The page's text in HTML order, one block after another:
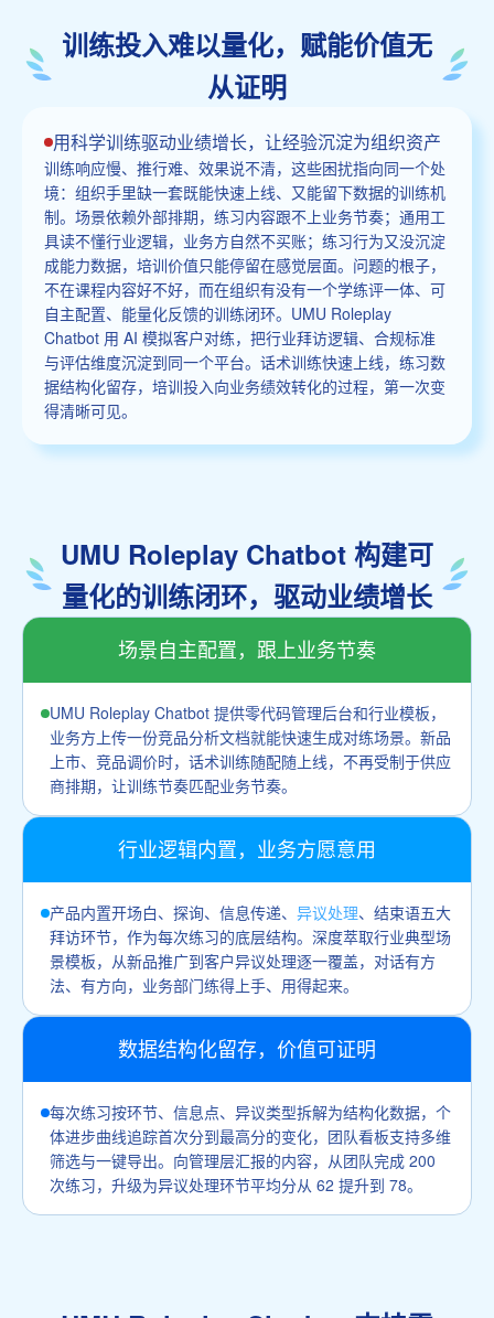
训练投入难以量化，赋能价值无
从证明
用科学训练驱动业绩增长，让经验沉淀为组织资产
训练响应慢、推行难、效果说不清，这些困扰指向同一个处
境：组织手里缺一套既能快速上线、又能留下数据的训练机
制。场景依赖外部排期，练习内容跟不上业务节奏；通用工
具读不懂行业逻辑，业务方自然不买账；练习行为又没沉淀
成能力数据，培训价值只能停留在感觉层面。问题的根子，
不在课程内容好不好，而在组织有没有一个学练评一体、可
自主配置、能量化反馈的训练闭环。UMU Roleplay
Chatbot 用 AI 模拟客户对练，把行业拜访逻辑、合规标准
与评估维度沉淀到同一个平台。话术训练快速上线，练习数
据结构化留存，培训投入向业务绩效转化的过程，第一次变
得清晰可见。
UMU Roleplay Chatbot 构建可
量化的训练闭环，驱动业绩增长
场景自主配置，跟上业务节奏
UMU Roleplay Chatbot 提供零代码管理后台和行业模板，
业务方上传一份竞品分析文档就能快速生成对练场景。新品
上市、竞品调价时，话术训练随配随上线，不再受制于供应
商排期，让训练节奏匹配业务节奏。
行业逻辑内置，业务方愿意用
产品内置开场白、探询、信息传递、 异议处理、结束语五大
拜访环节，作为每次练习的底层结构。深度萃取行业典型场
景模板，从新品推广到客户异议处理逐一覆盖，对话有方
法、有方向，业务部门练得上手、用得起来。
数据结构化留存，价值可证明
每次练习按环节、信息点、异议类型拆解为结构化数据，个
体进步曲线追踪首次分到最高分的变化，团队看板支持多维
筛选与一键导出。向管理层汇报的内容，从团队完成 200
次练习，升级为异议处理环节平均分从 62 提升到 78。